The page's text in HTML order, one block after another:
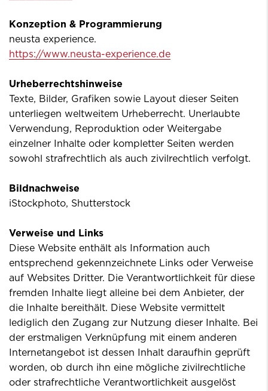
Konzeption & Programmierung
neusta experience.
https://www.neusta-experience.de
Urheberrechtshinweise
Texte, Bilder, Grafiken sowie Layout dieser Seiten
unterliegen weltweitem Urheberrecht. Unerlaubte
Verwendung, Reproduktion oder Weitergabe
einzelner Inhalte oder kompletter Seiten werden
sowohl strafrechtlich als auch zivilrechtlich verfolgt.
Bildnachweise
iStockphoto, Shutterstock
Verweise und Links
Diese Website enthält als Information auch
entsprechend gekennzeichnete Links oder Verweise
auf Websites Dritter. Die Verantwortlichkeit für diese
fremden Inhalte liegt alleine bei dem Anbieter, der
die Inhalte bereithält. Diese Website vermittelt
lediglich den Zugang zur Nutzung dieser Inhalte. Bei
der erstmaligen Verknüpfung mit einem anderen
Internetangebot ist dessen Inhalt daraufhin geprüft
worden, ob durch ihn eine mögliche zivilrechtliche
oder strafrechtliche Verantwortlichkeit ausgelöst